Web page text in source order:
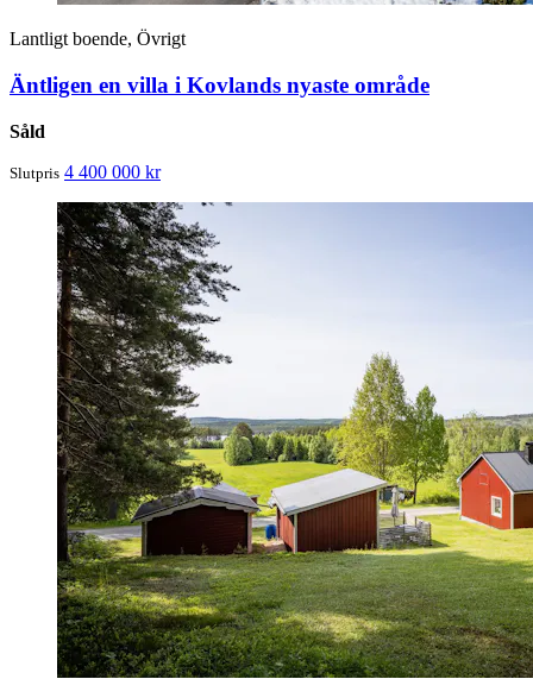
Lantligt boende, Övrigt
Äntligen en villa i Kovlands nyaste område
Såld
Slutpris 4 400 000 kr